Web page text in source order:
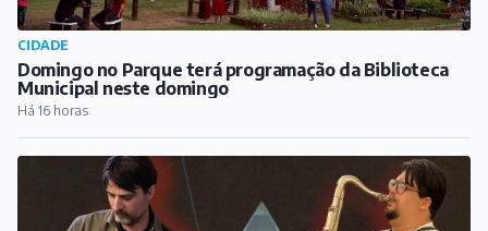
CIDADE
Domingo no Parque terá programação da Biblioteca
Municipal neste domingo
Há 16 horas